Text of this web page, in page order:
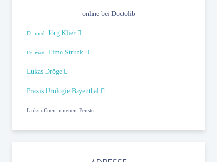
— online bei Doctolib —
Dr. med. Jörg Klier
Dr. med. Timo Strunk
Lukas Dröge
Praxis Urologie Bayenthal
Links öffnen in neuem Fenster.